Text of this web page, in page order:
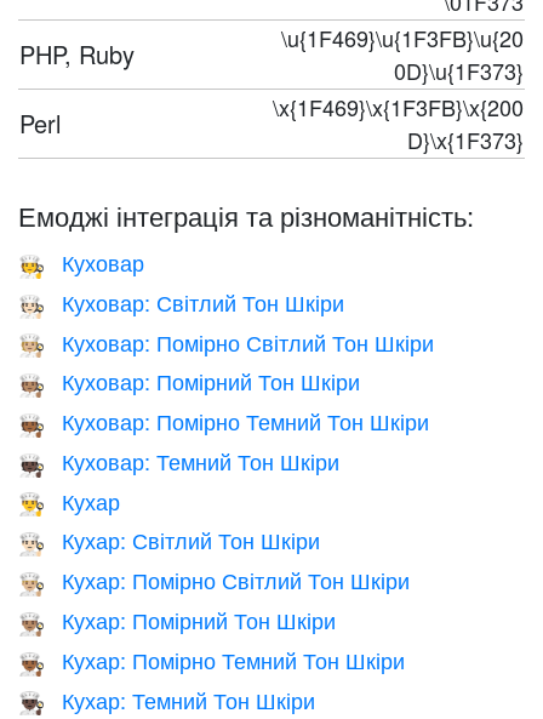
PHP, Ruby
\u{1F469}\u{1F3FB}\u{20
0D}\u{1F373}
Perl
\x{1F469}\x{1F3FB}\x{200
D}\x{1F373}
Емоджі інтеграція та різноманітність:
🧑‍🍳 Куховар
🧑🏻‍🍳 Куховар: Світлий Тон Шкіри
🧑🏼‍🍳 Куховар: Помірно Світлий Тон Шкіри
🧑🏽‍🍳 Куховар: Помірний Тон Шкіри
🧑🏾‍🍳 Куховар: Помірно Темний Тон Шкіри
🧑🏿‍🍳 Куховар: Темний Тон Шкіри
👨‍🍳 Кухар
👨🏻‍🍳 Кухар: Світлий Тон Шкіри
👨🏼‍🍳 Кухар: Помірно Світлий Тон Шкіри
👨🏽‍🍳 Кухар: Помірний Тон Шкіри
👨🏾‍🍳 Кухар: Помірно Темний Тон Шкіри
👨🏿‍🍳 Кухар: Темний Тон Шкіри